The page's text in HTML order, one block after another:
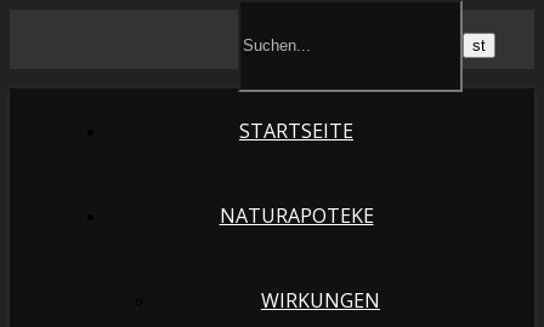
STARTSEITE
NATURAPOTEKE
WIRKUNGEN